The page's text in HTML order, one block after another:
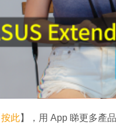
按此】，用 App 睇更多產